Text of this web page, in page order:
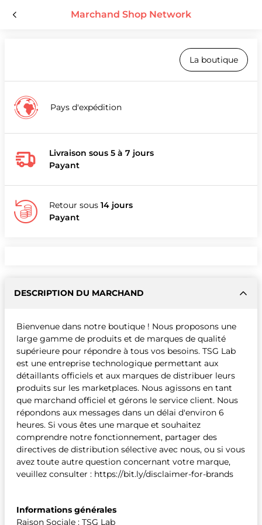
Marchand Shop Network
La boutique
Pays d'expédition
Livraison sous 5 à 7 jours
Payant
Retour sous 14 jours
Payant
DESCRIPTION DU MARCHAND
Bienvenue dans notre boutique ! Nous proposons une
large gamme de produits et de marques de qualité
supérieure pour répondre à tous vos besoins. TSG Lab
est une entreprise technologique permettant aux
détaillants officiels et aux marques de distribuer leurs
produits sur les marketplaces. Nous agissons en tant
que marchand officiel et gérons le service client. Nous
répondons aux messages dans un délai d'environ 6
heures. Si vous êtes une marque et souhaitez
comprendre notre fonctionnement, partager des
directives de distribution sélective avec nous, ou si vous
avez toute autre question concernant votre marque,
veuillez consulter : https://bit.ly/disclaimer-for-brands
Informations générales
Raison Sociale : TSG Lab